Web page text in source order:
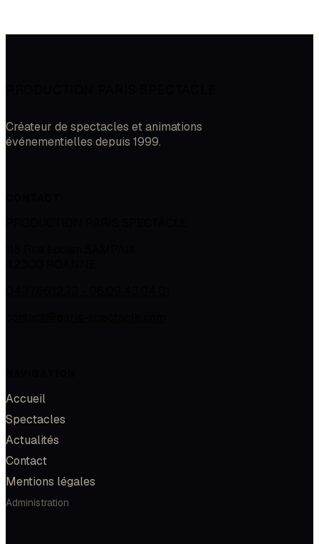
Créateur de spectacles et animations
événementielles depuis 1999.
Accueil
Spectacles
Actualités
Contact
Mentions légales
Administration